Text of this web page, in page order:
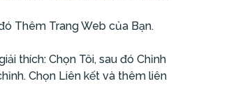
Thêm Trang Web của Bạn.
thích: Chọn Tôi, sau đó Chỉnh
Chọn Liên kết và thêm liên